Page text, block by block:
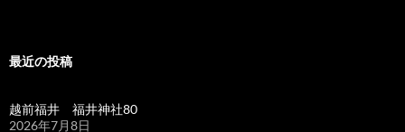
最近の投稿
越前福井 福井神社80
2026年7月8日